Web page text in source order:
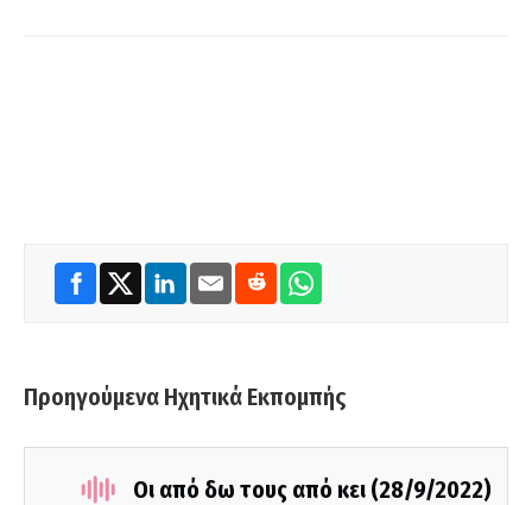
Προηγούμενα Ηχητικά Εκπομπής
Οι από δω τους από κει (28/9/2022)